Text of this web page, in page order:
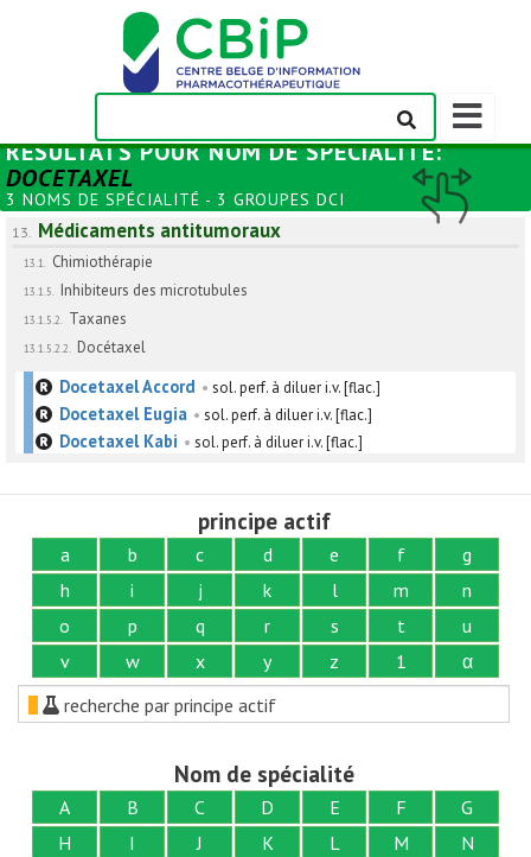
Afficher/
la
de
navigation
RÉSULTATS POURNOM DE SPÉCIALITÉ:
DOCETAXEL
3 NOMS DE SPÉCIALITÉ - 3 GROUPES DCI
13. Médicaments antitumoraux
13.1. Chimiothérapie
13.1.5. Inhibiteurs des microtubules
13.1.5.2. Taxanes
13.1.5.2.2. Docétaxel
Docetaxel Accord • sol. perf. à diluer i.v. [flac.]
Docetaxel Eugia • sol. perf. à diluer i.v. [flac.]
Docetaxel Kabi • sol. perf. à diluer i.v. [flac.]
principe actif
a b c d e f
g
h
i j k l m
n
o
p q r s t
u
v
w x y z 1
α
recherche par principe actif
Nom de spécialité
A B C D E F
G
H
I J K L M
N